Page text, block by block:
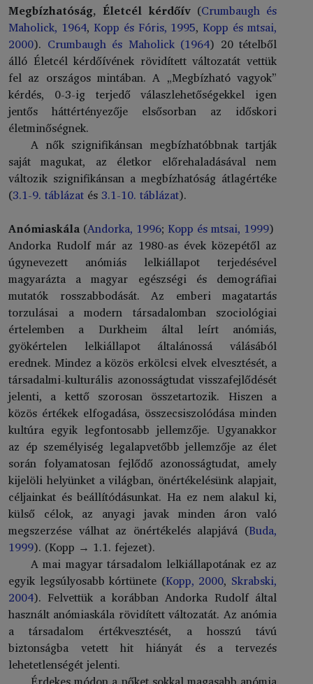
Megbízhatóság, Életcél kérdőív (Crumbaugh és
Maholick, 1964, Kopp és Fóris, 1995, Kopp és mtsai,
2000). Crumbaugh és Maholick (1964) 20 tételből
álló Életcél kérdőívének rövidített változatát vettük
fel az országos mintában. A „Megbízható vagyok”
kérdés, 0-3-ig terjedő válaszlehetőségekkel igen
jentős háttértényezője elsősorban az időskori
életminőségnek.
A nők szignifikánsan megbízhatóbbnak tartják
saját magukat, az életkor előrehaladásával nem
változik szignifikánsan a megbízhatóság átlagértéke
(3.1-9. táblázat és3.1-10. táblázat).
Anómiaskála (Andorka, 1996; Kopp és mtsai, 1999)
Andorka Rudolf már az 1980-as évek közepétől az
úgynevezett anómiás lelkiállapot terjedésével
magyarázta a magyar egészségi és demográfiai
mutatók rosszabbodását. Az emberi magatartás
torzulásai a modern társadalomban szociológiai
értelemben a Durkheim által leírt anómiás,
gyökértelen lelkiállapot általánossá válásából
erednek. Mindez a közös erkölcsi elvek elvesztését, a
társadalmi-kulturális azonosságtudat visszafejlődését
jelenti, a kettő szorosan összetartozik. Hiszen a
közös értékek elfogadása, összecsiszolódása minden
kultúra egyik legfontosabb jellemzője. Ugyanakkor
az ép személyiség legalapvetőbb jellemzője az élet
során folyamatosan fejlődő azonosságtudat, amely
kijelöli helyünket a világban, önértékelésünk alapjait,
céljainkat és beállítódásunkat. Ha ez nem alakul ki,
külső célok, az anyagi javak minden áron való
megszerzése válhat az önértékelés alapjává (Buda,
1999). (Kopp → 1.1. fejezet).
A mai magyar társadalom lelkiállapotának ez az
egyik legsúlyosabb kórtünete (Kopp, 2000, Skrabski,
2004). Felvettük a korábban Andorka Rudolf által
használt anómiaskála rövidített változatát. Az anómia
a társadalom értékvesztését, a hosszú távú
biztonságba vetett hit hiányát és a tervezés
lehetetlenségét jelenti.